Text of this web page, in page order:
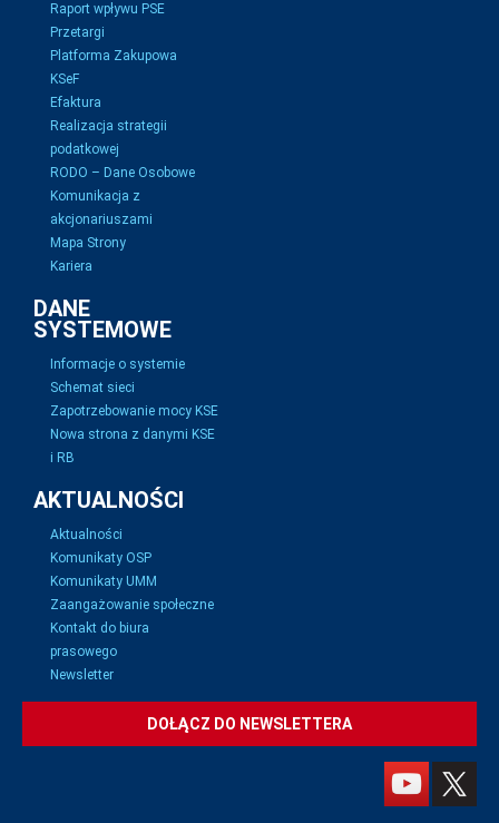
Raport wpływu PSE
Przetargi
Platforma Zakupowa
KSeF
Efaktura
Realizacja strategii
podatkowej
RODO – Dane Osobowe
Komunikacja z
akcjonariuszami
Mapa Strony
Kariera
DANE
SYSTEMOWE
Informacje o systemie
Schemat sieci
Zapotrzebowanie mocy KSE
Nowa strona z danymi KSE
i RB
AKTUALNOŚCI
Aktualności
Komunikaty OSP
Komunikaty UMM
Zaangażowanie społeczne
Kontakt do biura
prasowego
Newsletter
DOŁĄCZ DO NEWSLETTERA